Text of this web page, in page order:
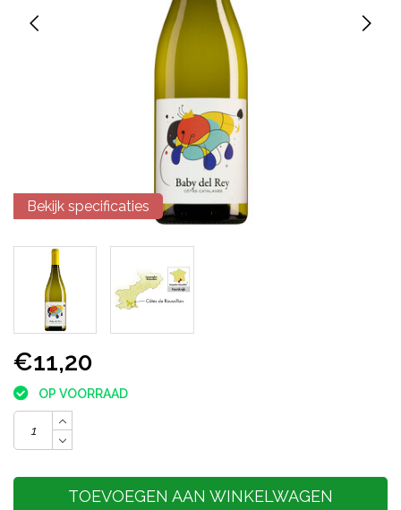
Bekijk specificaties
€11,20
OP VOORRAAD
TOEVOEGEN AAN WINKELWAGEN